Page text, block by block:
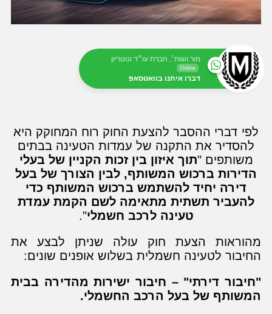
מור ושות׳, חברת עו״ד ונוטריון
Online
דברו איתנו בוואטסאפ
לפי דברי ההסבר להצעת החוק רוח המחוקק היא
להסדיר את התקנה של עמדות הטעינה בבתים
משותפים "תוך איזון בין זכות הקניין של בעלי
הדירות ברכוש המשותף, לבין הצורך של בעל
דירה יחיד להשתמש ברכוש המשותף כדי
להעביר תשתית מתאימה לשם הקמת עמדת
טעינה לרכב חשמלי".
מהוראות הצעת חוק עולה שניתן לבצע את
החיבור לטעינה חשמלית בשלוש אופנים שונים:
"חיבור דירתי" – חיבור ישירות מהדירה בבית
המשותף של בעל הרכב החשמלי.